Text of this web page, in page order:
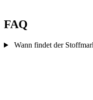
FAQ
Wann findet der